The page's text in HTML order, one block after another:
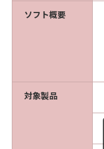
ソフト概要
対象製品